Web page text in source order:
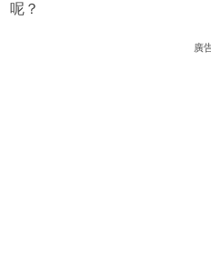
呢？
廣